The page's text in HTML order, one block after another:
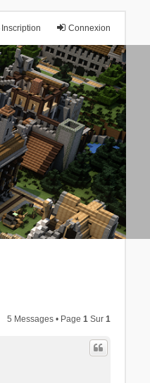
Connexion
Inscription
5 Messages • Page1 Sur1